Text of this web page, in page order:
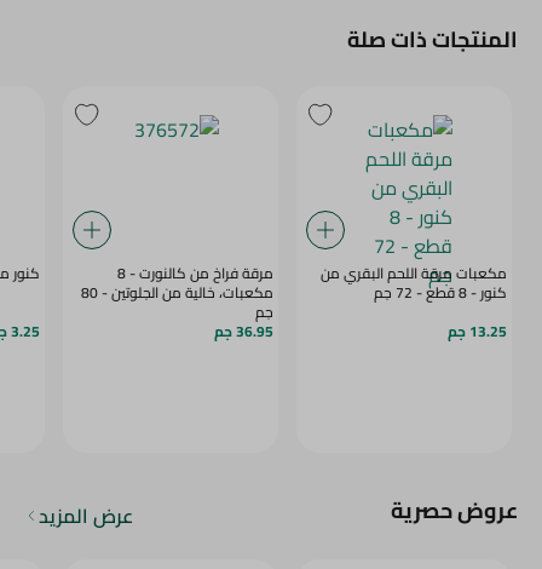
المنتجات ذات صلة
مكعبات مرقة اللحم البقري من
كنور - 8 قطع - 72 جم
13.25 جم
مرقة فراخ من كالنورت - 8
مكعبات، خالية من الجلوتين - 80
جم
36.95 جم
كنور
3.25 جم
عروض حصرية عرض المزيد